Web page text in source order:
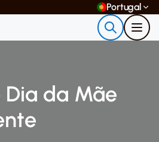
Portugal
Dia da Mãe